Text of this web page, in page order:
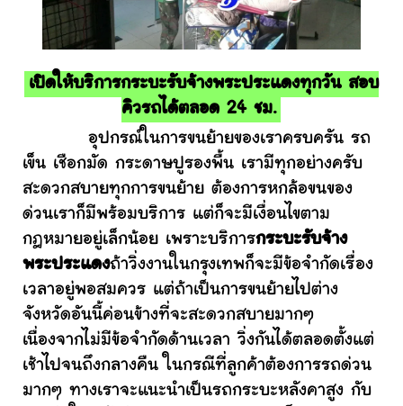
เปิดให้บริการกระบะรับจ้างพระประแดงทุกวัน สอบ
คิวรถได้ตลอด 24 ชม.
อุปกรณ์ในการขนย้ายของเราครบครัน รถ
เข็น เชือกมัด กระดาษปูรองพื้น เรามีทุกอย่างครับ
สะดวกสบายทุกการขนย้าย ต้องการหกล้อขนของ
ด่วนเราก็มีพร้อมบริการ แต่ก็จะมีเงื่อนไขตาม
กฎหมายอยู่เล็กน้อย เพราะบริการกระบะรับจ้าง
พระประแดงถ้าวิ่งงานในกรุงเทพก็จะมีข้อจำกัดเรื่อง
เวลาอยู่พอสมควร แต่ถ้าเป็นการขนย้ายไปต่าง
จังหวัดอันนี้ค่อนข้างที่จะสะดวกสบายมากๆ
เนื่องจากไม่มีข้อจำกัดด้านเวลา วิ่งกันได้ตลอดตั้งแต่
เช้าไปจนถึงกลางคืน ในกรณีที่ลูกค้าต้องการรถด่วน
มากๆ ทางเราจะแนะนำเป็นรถกระบะหลังคาสูง กับ